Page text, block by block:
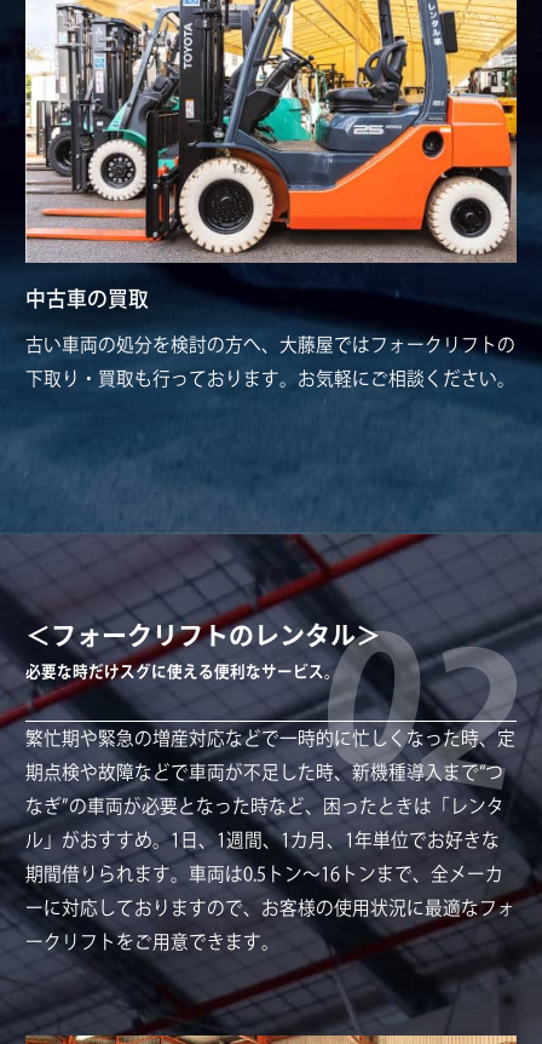
中古車の買取
古い車両の処分を検討の方へ、大藤屋ではフォークリフトの
下取り・買取も行っております。お気軽にご相談ください。
02
＜フォークリフトのレンタル＞
必要な時だけスグに使える便利なサービス。
繁忙期や緊急の増産対応などで一時的に忙しくなった時、定
期点検や故障などで車両が不足した時、新機種導入まで“つ
なぎ”の車両が必要となった時など、困ったときは「レンタ
ル」がおすすめ。1日、1週間、1カ月、1年単位でお好きな
期間借りられます。車両は0.5トン～16トンまで、全メーカ
ーに対応しておりますので、お客様の使用状況に最適なフォ
ークリフトをご用意できます。